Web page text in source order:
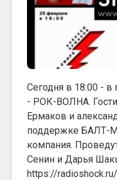
Сегодня в 18:00 -
- РОК-ВОЛНА.
Ермаков и
поддержке БАЛТ-
компания.
Сенин и Дарья
https://